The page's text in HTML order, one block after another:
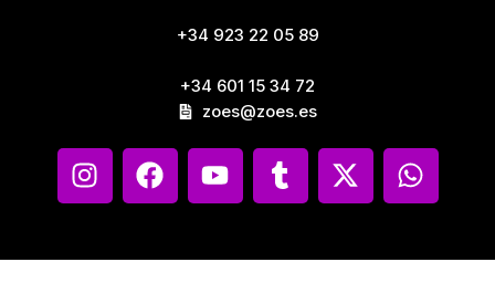
+34 923 22 05 89
+34 601 15 34 72
zoes@zoes.es